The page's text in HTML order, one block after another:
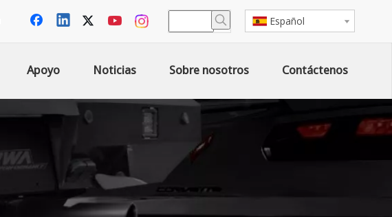
Español
Apoyo Noticias Sobre nosotros Contáctenos